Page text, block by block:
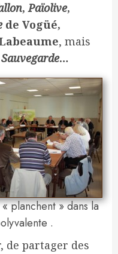
,Païolive,
de Vogüé,
, mais
…
planchent » dans la
.
de partager des